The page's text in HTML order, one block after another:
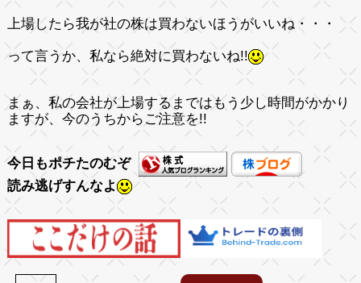
上場したら我が社の株は買わないほうがいいね・・・
って言うか、私なら絶対に買わないね!!
まぁ、私の会社が上場するまではもう少し時間がかかり
ますが、今のうちからご注意を!!
今日もポチたのむぞ
読み逃げすんなよ